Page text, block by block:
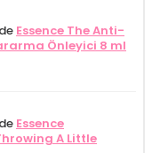
Essence The Anti-
Önleyici 8 ml
Essence
A Little